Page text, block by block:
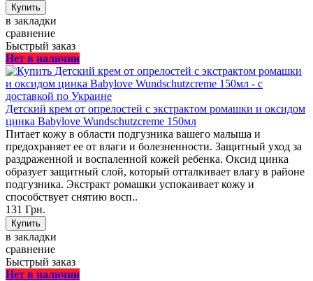
в закладки
сравнение
Быстрый заказ
Нет в наличии
Детский крем от опрелостей с экстрактом ромашки и оксидом
цинка Babylove Wundschutzcreme 150мл
Питает кожу в области подгузника вашего малыша и
предохраняет ее от влаги и болезненности. Защитный уход за
раздраженной и воспаленной кожей ребенка. Оксид цинка
образует защитный слой, который отталкивает влагу в районе
подгузника. Экстракт ромашки успокаивает кожу и
способствует снятию восп..
131 Грн.
в закладки
сравнение
Быстрый заказ
Нет в наличии